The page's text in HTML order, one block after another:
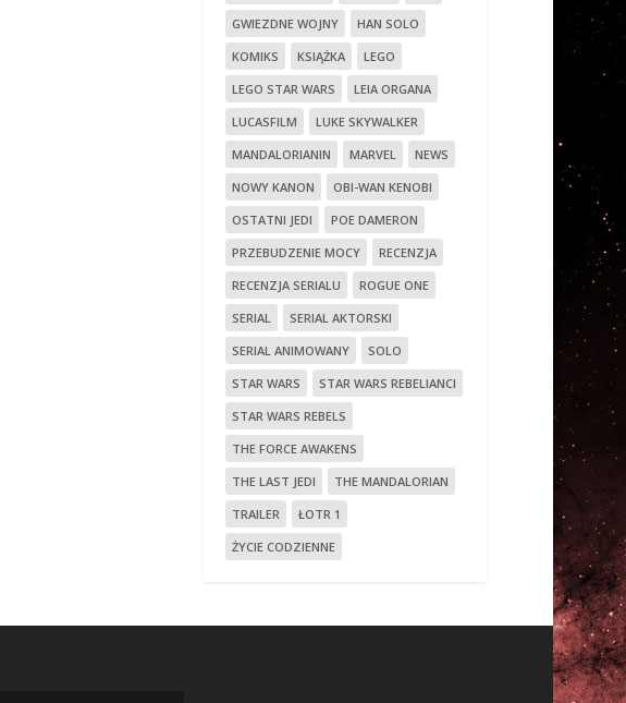
GWIEZDNE WOJNY
HAN SOLO
KOMIKS
KSIĄŻKA
LEGO
LEGO STAR WARS
LEIA ORGANA
LUCASFILM
LUKE SKYWALKER
MANDALORIANIN
MARVEL
NEWS
NOWY KANON
OBI-WAN KENOBI
OSTATNI JEDI
POE DAMERON
PRZEBUDZENIE MOCY
RECENZJA
RECENZJA SERIALU
ROGUE ONE
SERIAL
SERIAL AKTORSKI
SERIAL ANIMOWANY
SOLO
STAR WARS
STAR WARS REBELIANCI
STAR WARS REBELS
THE FORCE AWAKENS
THE LAST JEDI
THE MANDALORIAN
TRAILER
ŁOTR 1
ŻYCIE CODZIENNE